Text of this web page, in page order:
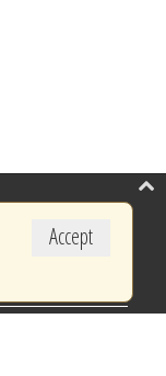
Accept